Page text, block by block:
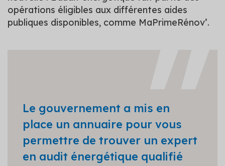
opérations éligibles aux différentes aides
publiques disponibles, comme MaPrimeRénov’.
Le gouvernement a mis en
place un annuaire pour vous
permettre de trouver un expert
en audit énergétique qualifié